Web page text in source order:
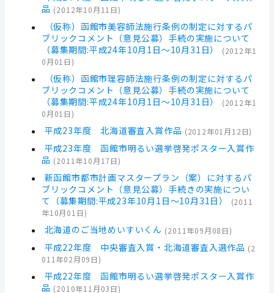
品 (2012年10月11日)
（仮称）函館市美容師法施行条例の制定に対するパ
ブリックコメント（意見公募）手続の実施について
（募集期間:平成24年10月1日～10月31日）
(2012年1
0月01日)
（仮称）函館市理容師法施行条例の制定に対するパ
ブリックコメント（意見公募）手続の実施について
（募集期間:平成24年10月1日～10月31日）
(2012年1
0月01日)
平成23年度 北海道審査入賞作品 (2012年01月12日)
平成23年度 函館市明るい選挙啓発ポスター入賞作
品 (2011年10月17日)
新函館市都市計画マスタープラン（案）に対するパ
ブリックコメント（意見公募）手続きの実施につい
て（募集期間:平成23年10月1日～10月31日）
(2011
年10月01日)
北海道のご当地めいすいくん (2011年09月08日)
平成22年度 中央審査入賞・北海道審査入選作品 (2
011年02月09日)
平成22年度 函館市明るい選挙啓発ポスター入賞作
品 (2010年11月03日)